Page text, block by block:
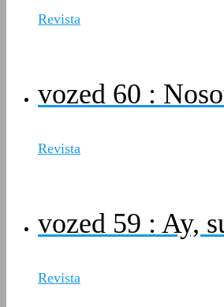
Revista
vozed 60 :
Revista
vozed 59 : Ay,
Revista